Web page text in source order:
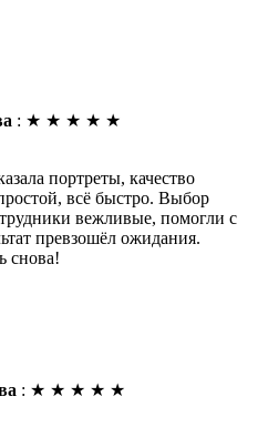
: ★ ★ ★ ★ ★
портреты, качество
всё быстро. Выбор
вежливые, помогли с
превзошёл ожидания.
снова!
: ★ ★ ★ ★ ★